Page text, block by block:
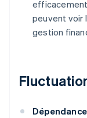
peuvent voir
gestion